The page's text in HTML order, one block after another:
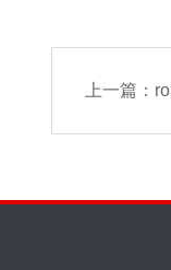
上一篇：